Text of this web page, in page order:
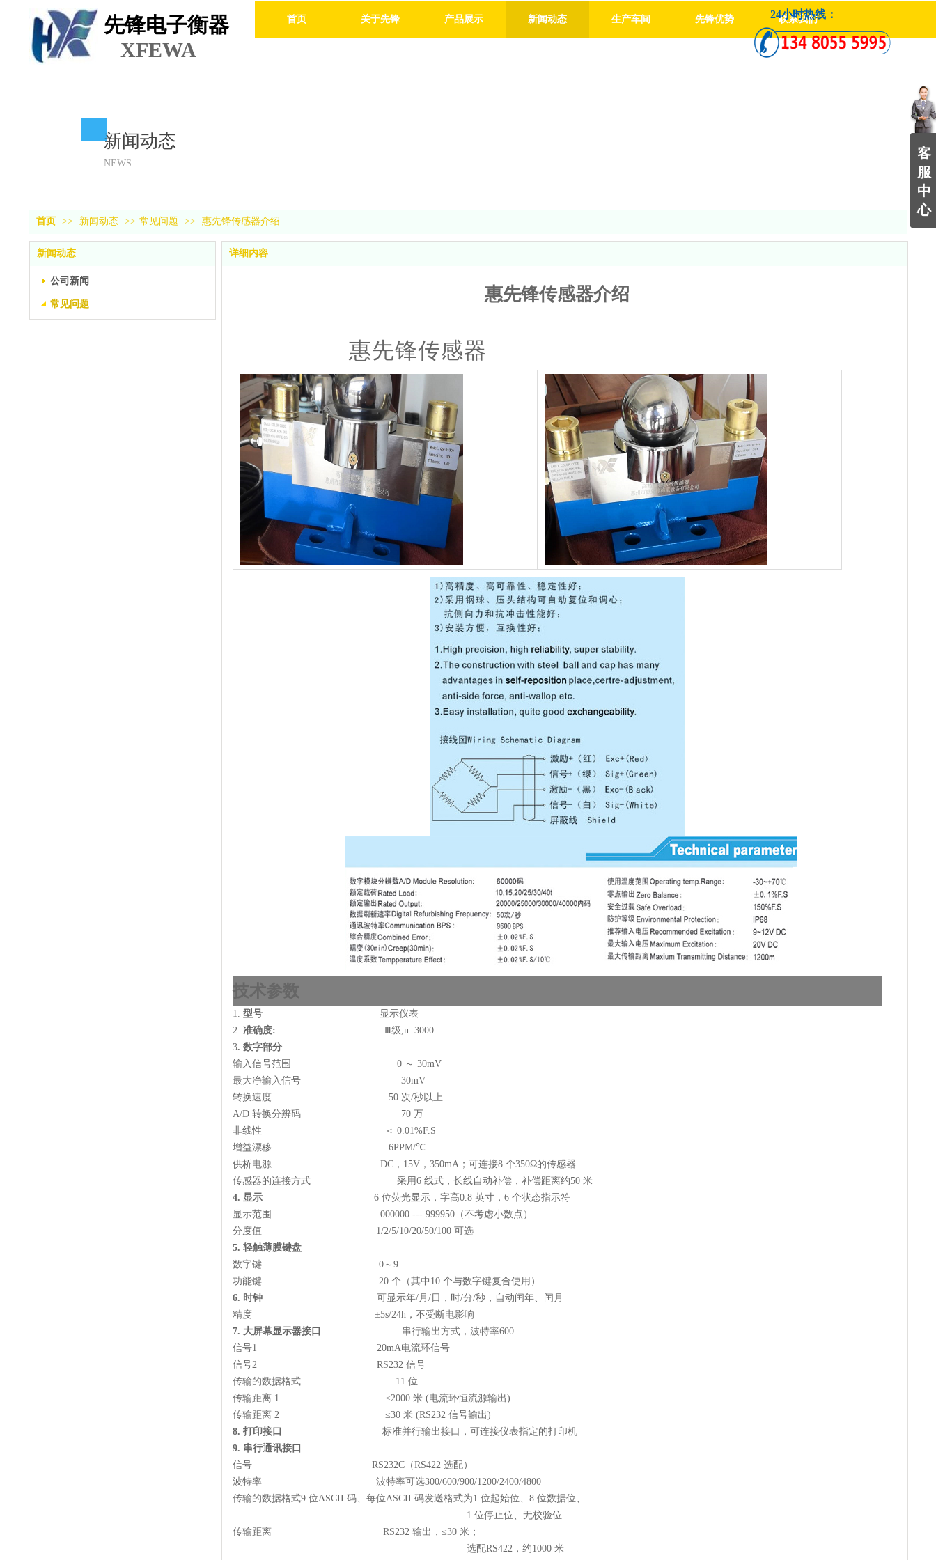
24小时热线：
先锋电子衡器
XFEWA
首页 关于先锋 产品展示 新闻动态 生产车间 先锋优势 联系我们
新闻动态
NEWS
首页 >> 新闻动态 >> 常见问题 >> 惠先锋传感器介绍
新闻动态
公司新闻
常见问题
详细内容
惠先锋传感器介绍
惠先锋传感器
技术参数
1. 型号
显示仪表
2. 准确度: Ⅲ级,n=3000
3. 数字部分
输入信号范围
0 ～ 30mV
最大净输入信号
30mV
转换速度
50 次/秒以上
A/D 转换分辨码 70 万
非线性
＜ 0.01%F.S
增益漂移
6PPM/℃
供桥电源
DC ， 15V ， 350mA ；可连接8 个350Ω的传感器
传感器的连接方式
采用6 线式，长线自动补偿，补偿距离约50 米
4. 显示 6 位荧光显示，字高0.8 英寸， 6 个状态指示符
显示范围
000000 --- 999950 （不考虑小数点）
分度值
1/2/5/10/20/50/100 可选
5. 轻触薄膜键盘
数字键
0 ～ 9
功能键
20 个（其中 10 个与数字键复合使用）
6. 时钟 可显示年/月 / 日，时/分/秒，自动闰年、闰月
精度
±5s/24h ，不受断电影响
7. 大屏幕显示器接口 串行输出方式，波特率600
信号1 20mA电流环信号
信号2 RS232 信号
传输的数据格式
11 位
传输距离 1 ≤2000 米 (电流环恒流源输出)
传输距离 2 ≤30 米 (RS232 信号输出)
8. 打印接口
标准并行输出接口，可连接仪表指定的打印机
9. 串行通讯接口
信号
RS232C （RS422 选配）
波特率
波特率可选300/600/900/1200/2400/4800
传输的数据格式9 位ASCII 码、每位ASCII 码发送格式为1 位起始位、 8 位数据位、
1 位停止位、无校验位
传输距离
RS232 输出， ≤30 米；
选配RS422 ，约1000 米
客
服
中
心